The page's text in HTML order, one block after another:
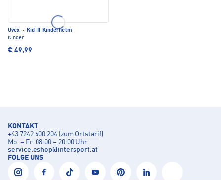
Uvex · Kid III Kinderhelm
Kinder
€ 49,99
KONTAKT
+43 7242 600 204 (zum Ortstarif)
Mo. – Fr. 08:00 – 20:00 Uhr
service.eshop@intersport.at
FOLGE UNS